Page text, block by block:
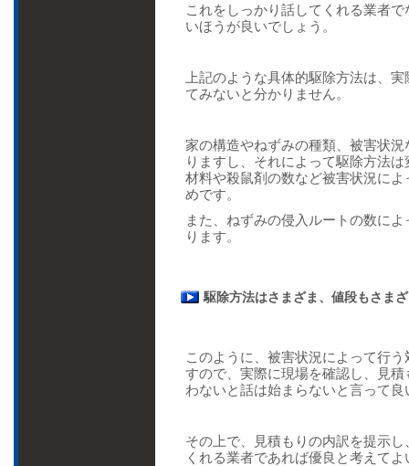
これをしっかり話してくれる業者
いほうが良いでしょう。
上記のような具体的駆除方法は、
てみないと分かりません。
家の構造やねずみの種類、被害状
りますし、それによって駆除方法
材料や殺鼠剤の数など被害状況に
めです。
また、ねずみの侵入ルートの数に
ります。
駆除方法はさまざま、値段もさま
このように、被害状況によって行
すので、実際に現場を確認し、見
わないと話は始まらないと言って良
その上で、見積もりの内訳を提示
くれる業者であれば優良と考えて